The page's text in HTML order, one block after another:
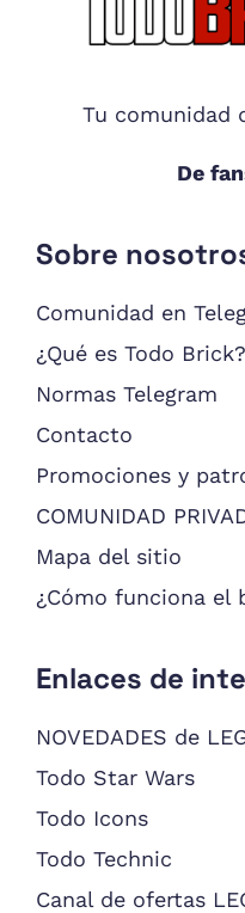
Footer
Tu comunidad
De
Sobre
Comunidad en
¿Qué es Todo Brick?
Normas Telegram
Contacto
Promociones y
COMUNIDAD
Mapa del sitio
¿Cómo funciona el
Enlaces de
NOVEDADES de
Todo Star Wars
Todo Icons
Todo Technic
Canal de ofertas